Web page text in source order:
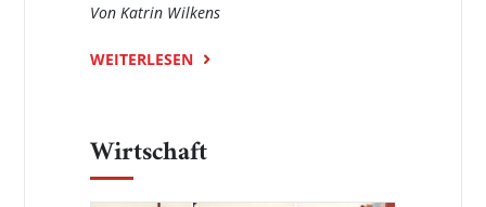
Von Katrin Wilkens
WEITERLESEN
Wirtschaft